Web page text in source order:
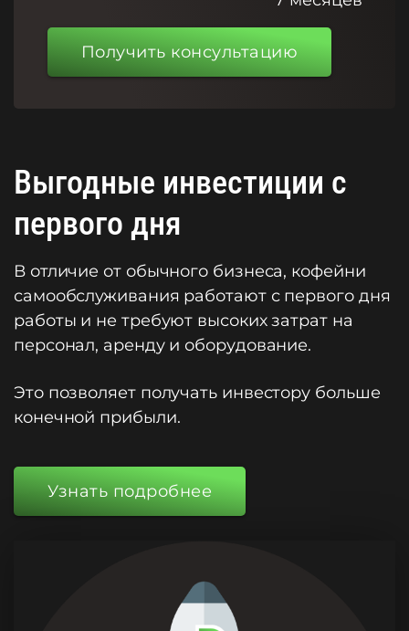
Получить консультацию
Выгодные инвестиции с
первого дня
В отличие от обычного бизнеса, кофейни
самообслуживания работают с первого дня
работы и не требуют высоких затрат на
персонал, аренду и оборудование.
Это позволяет получать инвестору больше
конечной прибыли.
Узнать подробнее